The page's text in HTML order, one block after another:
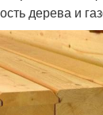
дерева и